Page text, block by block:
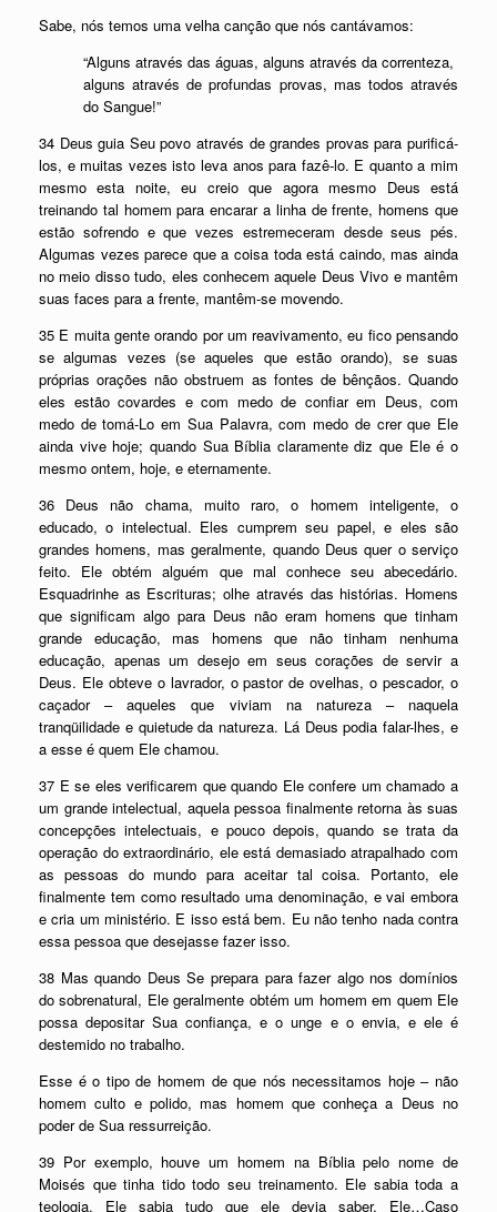
Sabe, nós temos uma velha canção que nós cantávamos:
“Alguns através das águas, alguns através da correnteza,
alguns através de profundas provas, mas todos através
do Sangue!”
34 Deus guia Seu povo através de grandes provas para purificá-
los, e muitas vezes isto leva anos para fazê-lo. E quanto a mim
mesmo esta noite, eu creio que agora mesmo Deus está
treinando tal homem para encarar a linha de frente, homens que
estão sofrendo e que vezes estremeceram desde seus pés.
Algumas vezes parece que a coisa toda está caindo, mas ainda
no meio disso tudo, eles conhecem aquele Deus Vivo e mantêm
suas faces para a frente, mantêm-se movendo.
35 E muita gente orando por um reavivamento, eu fico pensando
se algumas vezes (se aqueles que estão orando), se suas
próprias orações não obstruem as fontes de bênçãos. Quando
eles estão covardes e com medo de confiar em Deus, com
medo de tomá-Lo em Sua Palavra, com medo de crer que Ele
ainda vive hoje; quando Sua Bíblia claramente diz que Ele é o
mesmo ontem, hoje, e eternamente.
36 Deus não chama, muito raro, o homem inteligente, o
educado, o intelectual. Eles cumprem seu papel, e eles são
grandes homens, mas geralmente, quando Deus quer o serviço
feito. Ele obtém alguém que mal conhece seu abecedário.
Esquadrinhe as Escrituras; olhe através das histórias. Homens
que significam algo para Deus não eram homens que tinham
grande educação, mas homens que não tinham nenhuma
educação, apenas um desejo em seus corações de servir a
Deus. Ele obteve o lavrador, o pastor de ovelhas, o pescador, o
caçador – aqueles que viviam na natureza – naquela
tranqüilidade e quietude da natureza. Lá Deus podia falar-lhes, e
a esse é quem Ele chamou.
37 E se eles verificarem que quando Ele confere um chamado a
um grande intelectual, aquela pessoa finalmente retorna às suas
concepções intelectuais, e pouco depois, quando se trata da
operação do extraordinário, ele está demasiado atrapalhado com
as pessoas do mundo para aceitar tal coisa. Portanto, ele
finalmente tem como resultado uma denominação, e vai embora
e cria um ministério. E isso está bem. Eu não tenho nada contra
essa pessoa que desejasse fazer isso.
38 Mas quando Deus Se prepara para fazer algo nos domínios
do sobrenatural, Ele geralmente obtém um homem em quem Ele
possa depositar Sua confiança, e o unge e o envia, e ele é
destemido no trabalho.
Esse é o tipo de homem de que nós necessitamos hoje – não
homem culto e polido, mas homem que conheça a Deus no
poder de Sua ressurreição.
39 Por exemplo, houve um homem na Bíblia pelo nome de
Moisés que tinha tido todo seu treinamento. Ele sabia toda a
teologia. Ele sabia tudo que ele devia saber. Ele…Caso